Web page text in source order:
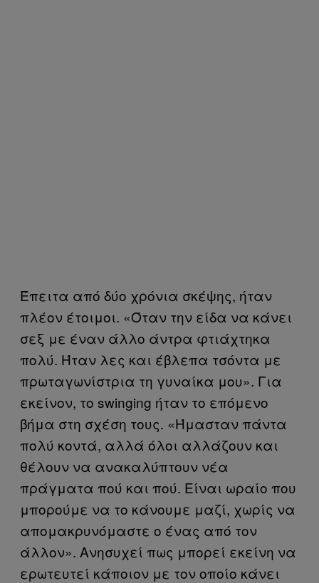
Έπειτα από δύο χρόνια σκέψης, ήταν
πλέον έτοιμοι. «Όταν την είδα να κάνει
σεξ με έναν άλλο άντρα φτιάχτηκα
πολύ. Ήταν λες και έβλεπα τσόντα με
πρωταγωνίστρια τη γυναίκα μου». Για
εκείνον, το swinging ήταν το επόμενο
βήμα στη σχέση τους. «Ήμασταν πάντα
πολύ κοντά, αλλά όλοι αλλάζουν και
θέλουν να ανακαλύπτουν νέα
πράγματα πού και πού. Είναι ωραίο που
μπορούμε να το κάνουμε μαζί, χωρίς να
απομακρυνόμαστε ο ένας από τον
άλλον». Ανησυχεί πως μπορεί εκείνη να
ερωτευτεί κάποιον με τον οποίο κάνει